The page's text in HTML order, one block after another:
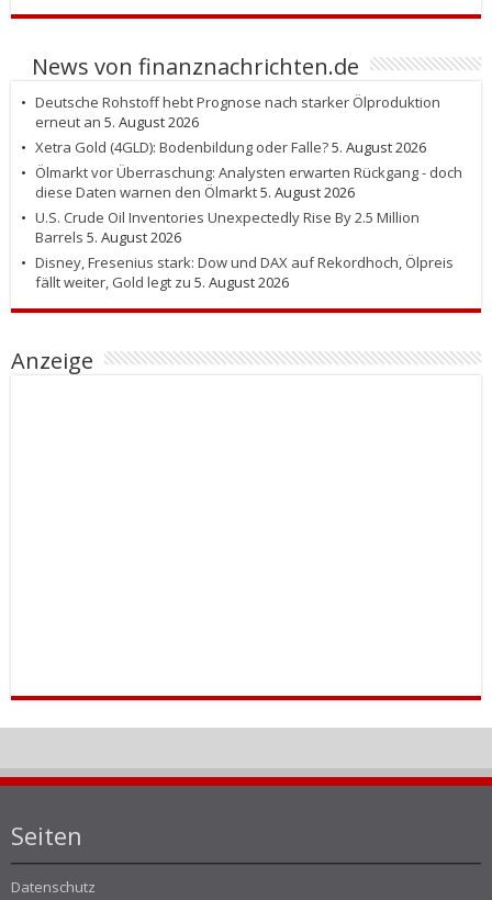
News von finanznachrichten.de
Deutsche Rohstoff hebt Prognose nach starker Ölproduktion
erneut an 5. August 2026
Xetra Gold (4GLD): Bodenbildung oder Falle?5. August 2026
Ölmarkt vor Überraschung: Analysten erwarten Rückgang - doch
diese Daten warnen den Ölmarkt5. August 2026
U.S. Crude Oil Inventories Unexpectedly Rise By 2.5 Million
Barrels 5. August 2026
Disney, Fresenius stark: Dow und DAX auf Rekordhoch, Ölpreis
fällt weiter, Gold legt zu 5. August 2026
Anzeige
Seiten
Datenschutz